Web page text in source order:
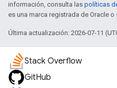
información, consulta las políticas
es una marca registrada de Oracle
Última actualización: 2026-07-11
Stack Overflow
GitHub